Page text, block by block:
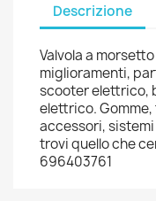
Descrizione
Valvola a
miglioramenti,
scooter elettrico,
elettrico.
accessori,
trovi quello che
696403761